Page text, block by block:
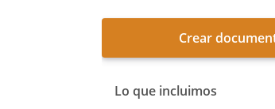
Crear
Lo que incluimos